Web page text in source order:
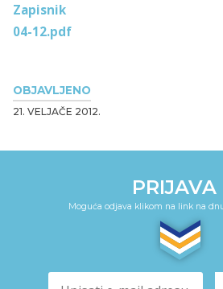
OBJAVLJENO
21. VELJAČE 2012.
Zapisnik
04-12.pdf
PRIJAVA
Moguća odjava klikom na link na